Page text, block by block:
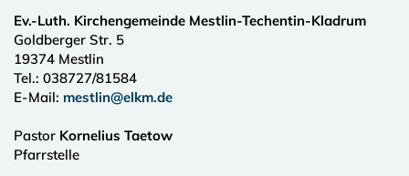
Ev.-Luth. Kirchengemeinde Mestlin-Techentin-Kladrum
Goldberger Str. 5
19374 Mestlin
Tel.: 038727/81584
E-Mail: mestlin@elkm.de
Pastor Kornelius Taetow
Pfarrstelle